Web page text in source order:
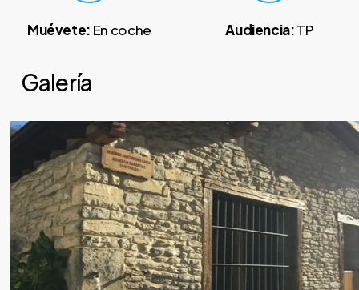
Muévete: En coche Audiencia:TP
Galería